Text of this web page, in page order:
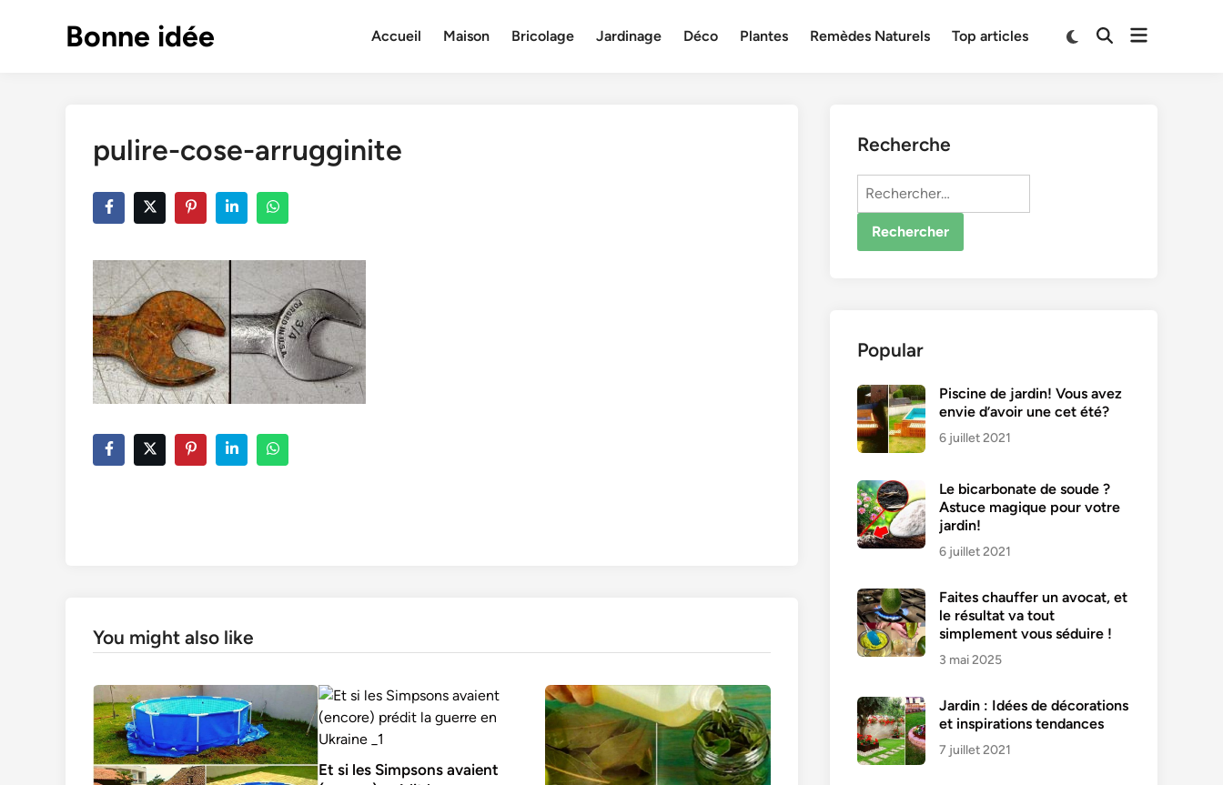
Bonne idée Accueil Maison Bricolage Jardinage Déco Plantes Remèdes Naturels Top articles
SwitchOpenOpen
pulire-cose-arrugginite
You might also like
Et si les Simpsons avaient
Recherche
Rechercher :
Popular
Piscine de jardin! Vous avez
envie d’avoir une cet été?
6 juillet 2021
Le bicarbonate de soude ?
Astuce magique pour votre
jardin!
6 juillet 2021
Faites chauffer un avocat, et
le résultat va tout
simplement vous séduire !
3 mai 2025
Jardin : Idées de décorations
et inspirations tendances
7 juillet 2021